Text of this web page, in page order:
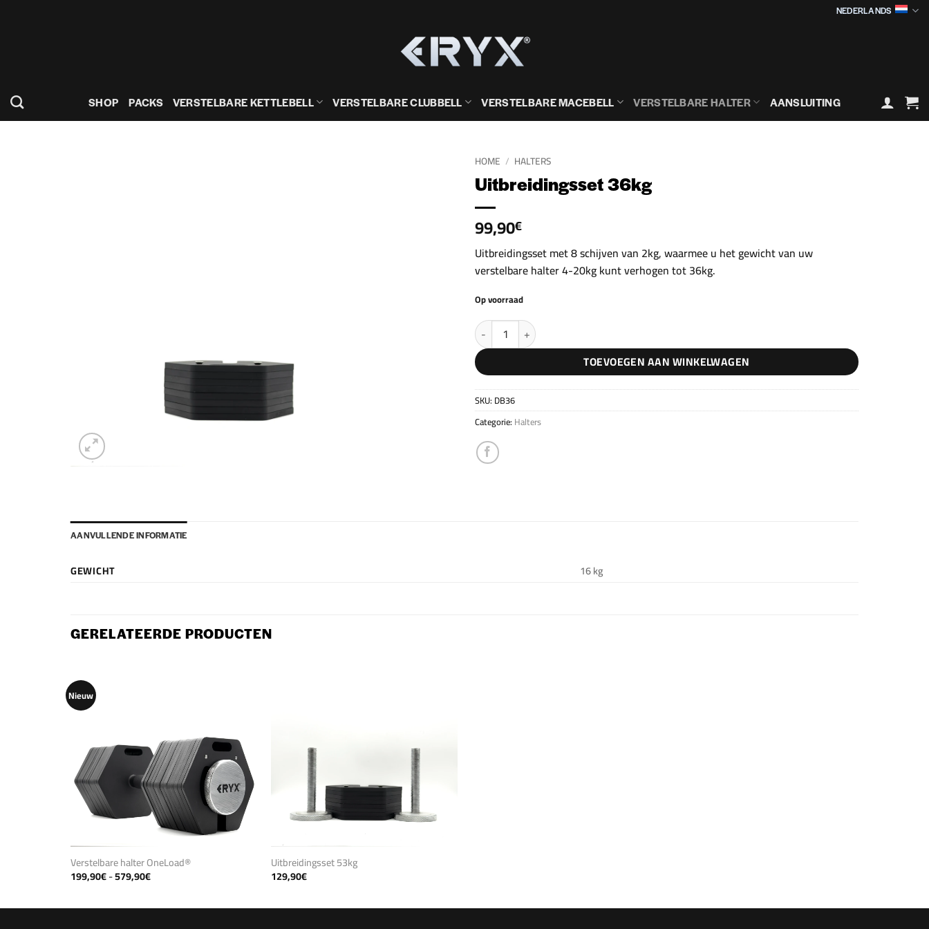
NEDERLANDS
SHOP PACKS VERSTELBARE KETTLEBELL VERSTELBARE CLUBBELL VERSTELBARE MACEBELL VERSTELBARE HALTER AANSLUITING
HOME / HALTERS
Uitbreidingsset 36kg
99,90€
Uitbreidingsset met 8 schijven van 2kg, waarmee u het gewicht van uw
verstelbare halter 4-20kg kunt verhogen tot 36kg.
Op voorraad
Uitbreidingsset 36kg aantal
TOEVOEGEN AAN WINKELWAGEN
SKU: DB36
Categorie: Halters
AANVULLENDE INFORMATIE
GEWICHT 16 kg
GERELATEERDE PRODUCTEN
Nieuw
Verstelbare halter OneLoad®
199,90€-579,90€Prijsklasse:
199,90€
579,90€
Uitbreidingsset 53kg
129,90€